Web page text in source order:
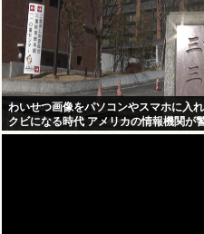
わいせつ画像をパソコンやスマホに入
クビになる時代 アメリカの情報機関が